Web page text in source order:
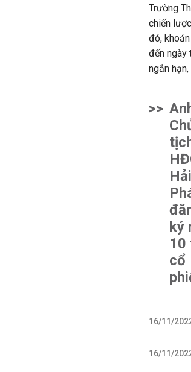
Trường
chiến
đó,
đến ngày
ngắn
>>
Hải
ký
10
cổ
16/11/
16/11/